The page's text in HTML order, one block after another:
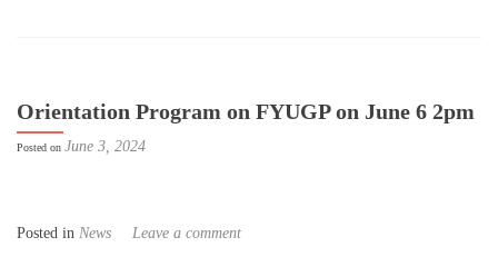
Orientation Program on FYUGP on June 6 2pm
Posted on June 3, 2024
Posted in News Leave a comment